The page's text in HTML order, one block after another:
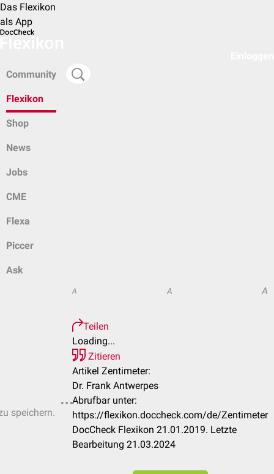
Das Flexikon
als App
Community
Flexikon
Shop
News
Jobs
CME
Flexa
Piccer
Ask
speichern.
A A A
Teilen
Loading...
Zitieren
Artikel Zentimeter:
Dr. Frank Antwerpes
Abrufbar unter:
https://flexikon.doccheck.com/de/Zentimeter
DocCheck Flexikon 21.01.2019. Letzte
Bearbeitung 21.03.2024